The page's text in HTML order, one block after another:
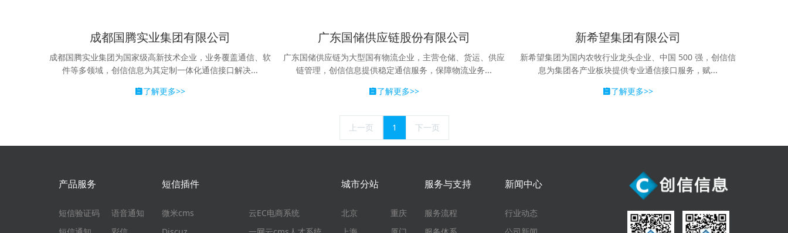
成都国腾实业集团有限公司
成都国腾实业集团为国家级高新技术企业，业务覆盖通信、软
件等多领域，创信信息为其定制一体化通信接口解决...
了解更多>>
广东国储供应链股份有限公司
广东国储供应链为大型国有物流企业，主营仓储、货运、供应
链管理，创信信息提供稳定通信服务，保障物流业务...
了解更多>>
新希望集团有限公司
新希望集团为国内农牧行业龙头企业、中国 500 强，创信信
息为集团各产业板块提供专业通信接口服务，赋...
了解更多>>
上一页 1 下一页
产品服务
短信验证码
语音通知
短信插件
微米cms
云EC电商系统
城市分站
北京
重庆
服务与支持
服务流程
新闻中心
行业动态